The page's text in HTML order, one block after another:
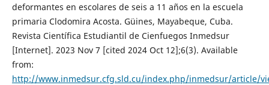
deformantes en escolares de seis a 11 años en la escuela
primaria Clodomira Acosta. Güines, Mayabeque, Cuba.
Revista Científica Estudiantil de Cienfuegos Inmedsur
[Internet]. 2023 Nov 7 [cited 2024 Oct 12];6(3). Available
from:
http://www.inmedsur.cfg.sld.cu/index.php/inmedsur/article/